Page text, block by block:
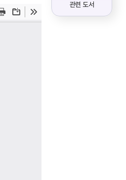
관련 도서